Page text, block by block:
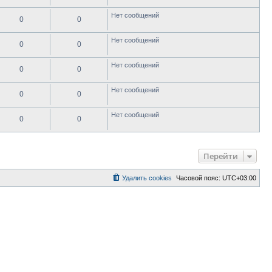
0 0 Нет сообщений
0 0 Нет сообщений
0 0 Нет сообщений
0 0 Нет сообщений
0 0 Нет сообщений
Перейти
Часовой пояс: UTC+03:00
Удалить cookies